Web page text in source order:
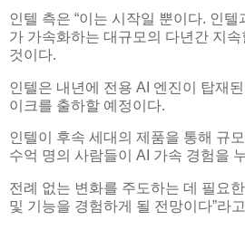
인텔 측은 “이는 시작일 뿐이다. 인텔
가 가속화하는 대규모의 다년간 지
것이다.
인텔은 내년에 전용 AI 엔진이 탑재
이크를 출하할 예정이다.
인텔이 후속 세대의 제품을 통해 규
수억 명의 사람들이 AI 가속 경험을
전례 없는 변화를 주도하는 데 필요
및 기능을 경험하게 될 전망이다”라